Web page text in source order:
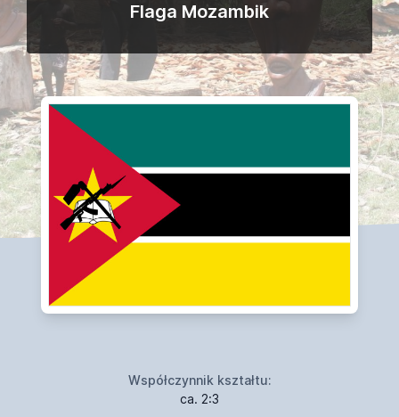
Flaga Mozambik
Współczynnik kształtu:
ca. 2:3